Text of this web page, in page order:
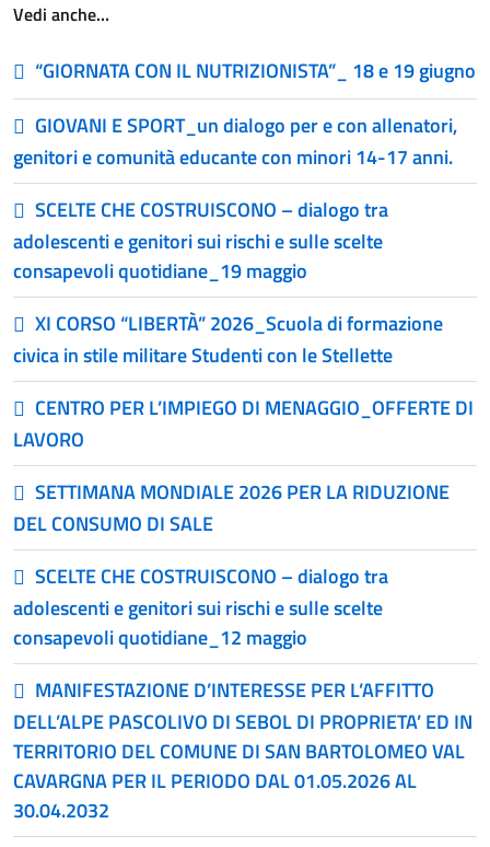
Vedi anche…
“GIORNATA CON IL NUTRIZIONISTA”_ 18 e 19 giugno
GIOVANI E SPORT_un dialogo per e con allenatori,
genitori e comunità educante con minori 14-17 anni.
SCELTE CHE COSTRUISCONO – dialogo tra
adolescenti e genitori sui rischi e sulle scelte
consapevoli quotidiane_19 maggio
XI CORSO “LIBERTÀ” 2026_Scuola di formazione
civica in stile militare Studenti con le Stellette
CENTRO PER L’IMPIEGO DI MENAGGIO_OFFERTE DI
LAVORO
SETTIMANA MONDIALE 2026 PER LA RIDUZIONE
DEL CONSUMO DI SALE
SCELTE CHE COSTRUISCONO – dialogo tra
adolescenti e genitori sui rischi e sulle scelte
consapevoli quotidiane_12 maggio
MANIFESTAZIONE D’INTERESSE PER L’AFFITTO
DELL’ALPE PASCOLIVO DI SEBOL DI PROPRIETA’ ED IN
TERRITORIO DEL COMUNE DI SAN BARTOLOMEO VAL
CAVARGNA PER IL PERIODO DAL 01.05.2026 AL
30.04.2032